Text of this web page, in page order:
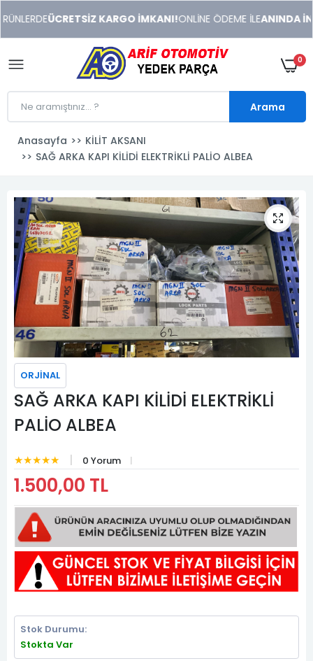
xonusu
veren
sitolar
ÜCRETSİZ KARGO İMKANI!ONLİNE ÖDEME İLEANINDA
0
Arama
Anasayfa
KİLİT AKSANI
SAĞ ARKA KAPI KİLİDİ ELEKTRİKLİ PALİO ALBEA
ORJİNAL
SAĞ ARKA KAPI KİLİDİ ELEKTRİKLİ
PALİO ALBEA
★★★★★ 0 Yorum
1.500,00 TL
Stok Durumu:
Stokta Var